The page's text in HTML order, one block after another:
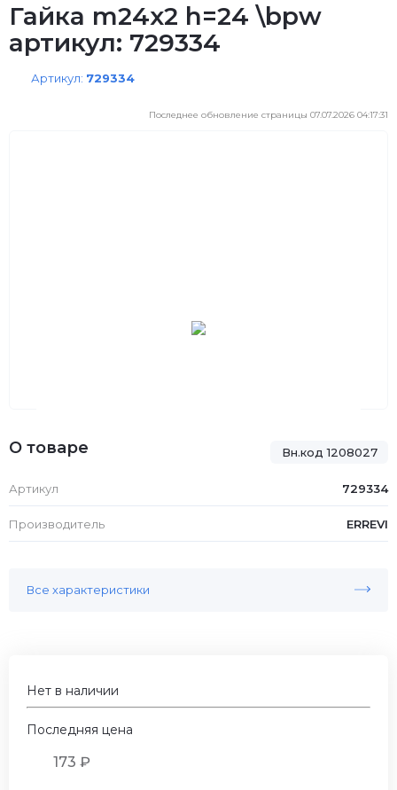
Гайка m24x2 h=24 \bpw
артикул: 729334
Артикул: 729334
Последнее обновление страницы 07.07.2026 04:17:31
Вн.код 1208027
О товаре
Артикул 729334
Производитель ERREVI
Все характеристики
Нет в наличии
Последняя цена
173 ₽